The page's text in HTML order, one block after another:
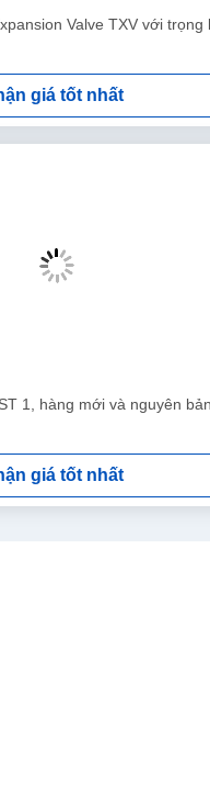
Valve TXV với trọng
giá tốt nhất
1, hàng mới và nguyên
giá tốt nhất